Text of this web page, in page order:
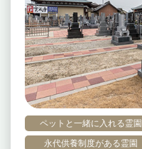
ペットと一緒に入れる霊園
永代供養制度がある霊園